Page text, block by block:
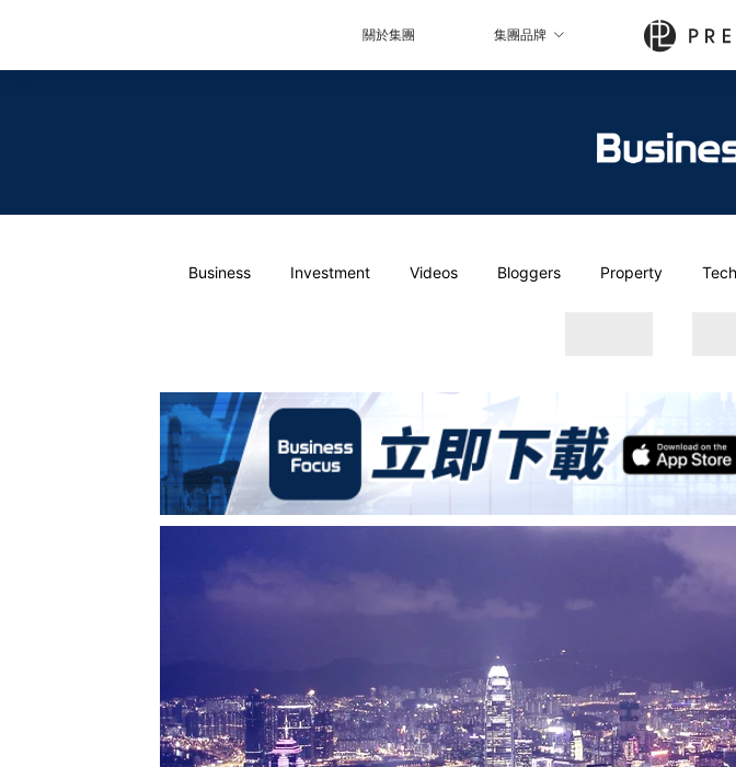
關於集團 集團品牌
Business Investment Videos Bloggers Property Tech